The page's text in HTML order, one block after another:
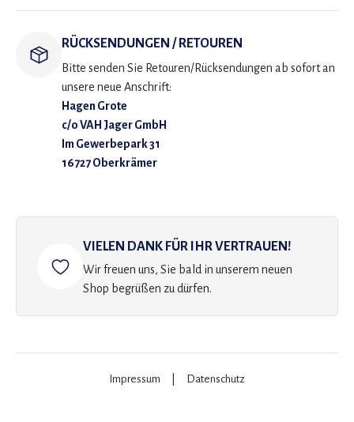
RÜCKSENDUNGEN / RETOUREN
Bitte senden Sie Retouren/Rücksendungen ab sofort an
unsere neue Anschrift:
Hagen Grote
c/o VAH Jager GmbH
Im Gewerbepark 31
16727 Oberkrämer
VIELEN DANK FÜR IHR VERTRAUEN!
Wir freuen uns, Sie bald in unserem neuen
Shop begrüßen zu dürfen.
Impressum Datenschutz